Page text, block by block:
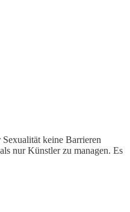
keine Barrieren
nur Künstler zu managen. Es